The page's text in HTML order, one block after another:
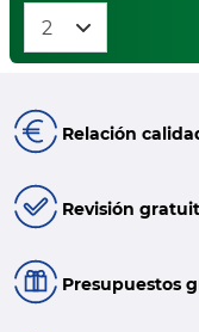
Relación
Revisión
Presupuestos